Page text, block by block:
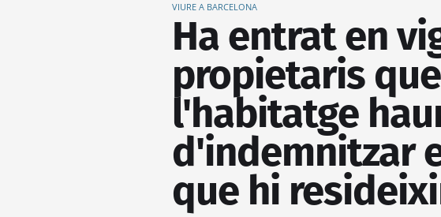
VIURE A BARCELONA
Ha entrat en
propietaris
l'habitatge
d'indemnitzar
que hi